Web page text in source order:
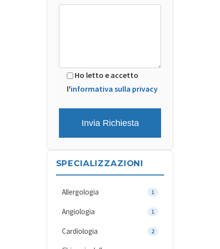
Ho letto e accetto
l'informativa sulla privacy
SPECIALIZZAZIONI
Allergologia 1
Angiologia 1
Cardiologia 2